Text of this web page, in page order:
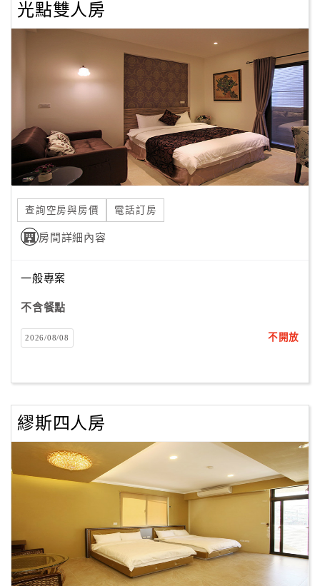
聯
上
客
服
紅
利
查
訂
房
Q&A
旅
卡
收
據
光點雙人房
查詢空房與房價 電話訂房
房間詳細內容
一般專案
不含餐點
2026/08/08 不開放
繆斯四人房